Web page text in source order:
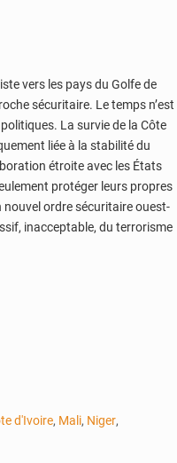
vers les pays du Golfe de
sécuritaire. Le temps n’est
La survie de la Côte
liée à la stabilité du
étroite avec les États
protéger leurs propres
ordre sécuritaire ouest-
inacceptable, du terrorisme
d'Ivoire, Mali, Niger,